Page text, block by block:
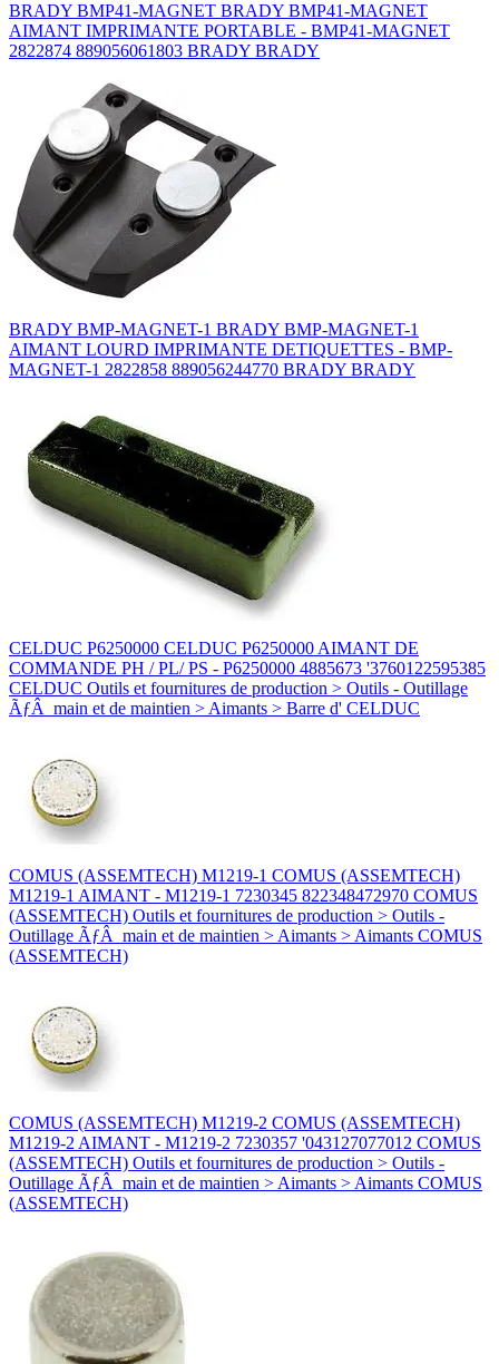
BRADY BMP41-MAGNET BRADY BMP41-MAGNET
AIMANT IMPRIMANTE PORTABLE - BMP41-MAGNET
2822874 889056061803 BRADY BRADY
BRADY BMP-MAGNET-1 BRADY BMP-MAGNET-1
AIMANT LOURD IMPRIMANTE DETIQUETTES - BMP-
MAGNET-1 2822858 889056244770 BRADY BRADY
CELDUC P6250000 CELDUC P6250000 AIMANT DE
COMMANDE PH / PL/ PS - P6250000 4885673 '3760122595385
CELDUC Outils et fournitures de production > Outils - Outillage
ÃƒÂ main et de maintien > Aimants > Barre d' CELDUC
COMUS (ASSEMTECH) M1219-1 COMUS (ASSEMTECH)
M1219-1 AIMANT - M1219-1 7230345 822348472970 COMUS
(ASSEMTECH) Outils et fournitures de production > Outils -
Outillage ÃƒÂ main et de maintien > Aimants > Aimants COMUS
(ASSEMTECH)
COMUS (ASSEMTECH) M1219-2 COMUS (ASSEMTECH)
M1219-2 AIMANT - M1219-2 7230357 '043127077012 COMUS
(ASSEMTECH) Outils et fournitures de production > Outils -
Outillage ÃƒÂ main et de maintien > Aimants > Aimants COMUS
(ASSEMTECH)